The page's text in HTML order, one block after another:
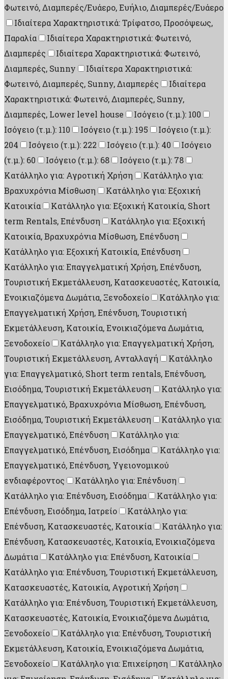
Φωτεινό, Διαμπερές/Ευάερο, Ευήλιο, Διαμπερές/Ευάερο
Ιδιαίτερα Χαρακτηριστικά: Τρίφατσο, Προσόψεως,
Παραλία
Ιδιαίτερα Χαρακτηριστικά: Φωτεινό,
Διαμπερές
Ιδιαίτερα Χαρακτηριστικά: Φωτεινό,
Διαμπερές, Sunny
Ιδιαίτερα Χαρακτηριστικά:
Φωτεινό, Διαμπερές, Sunny, Διαμπερές
Ιδιαίτερα
Χαρακτηριστικά: Φωτεινό, Διαμπερές, Sunny,
Διαμπερές, Lower level house
Ισόγειο (τ.μ.): 100
Ισόγειο (τ.μ.): 110
Ισόγειο (τ.μ.): 195
Ισόγειο (τ.μ.):
204
Ισόγειο (τ.μ.): 222 Ισόγειο (τ.μ.): 40
Ισόγειο
(τ.μ.): 60
Ισόγειο (τ.μ.): 68
Ισόγειο (τ.μ.): 78
Κατάλληλο για: Αγροτική Χρήση
Κατάλληλο για:
Βραχυχρόνια Μίσθωση
Κατάλληλο για: Εξοχική
Κατοικία
Κατάλληλο για: Εξοχική Κατοικία, Short
term Rentals, Επένδυση
Κατάλληλο για: Εξοχική
Κατοικία, Βραχυχρόνια Μίσθωση, Επένδυση
Κατάλληλο για: Εξοχική Κατοικία, Επένδυση
Κατάλληλο για: Επαγγελματική Χρήση, Επένδυση,
Τουριστική Εκμετάλλευση, Κατασκευαστές, Κατοικία,
Ενοικιαζόμενα Δωμάτια, Ξενοδοχείο
Κατάλληλο για:
Επαγγελματική Χρήση, Επένδυση, Τουριστική
Εκμετάλλευση, Κατοικία, Ενοικιαζόμενα Δωμάτια,
Ξενοδοχείο
Κατάλληλο για: Επαγγελματική Χρήση,
Τουριστική Εκμετάλλευση, Ανταλλαγή
Κατάλληλο
για: Επαγγελματικό, Short term rentals, Επένδυση,
Εισόδημα, Τουριστική Εκμετάλλευση
Κατάλληλο για:
Επαγγελματικό, Βραχυχρόνια Μίσθωση, Επένδυση,
Εισόδημα, Τουριστική Εκμετάλλευση
Κατάλληλο για:
Επαγγελματικό, Επένδυση
Κατάλληλο για:
Επαγγελματικό, Επένδυση, Εισόδημα
Κατάλληλο για:
Επαγγελματικό, Επένδυση, Υγειονομικού
ενδιαφέροντος
Κατάλληλο για: Επένδυση
Κατάλληλο για: Επένδυση, Εισόδημα
Κατάλληλο για:
Επένδυση, Εισόδημα, Ιατρείο
Κατάλληλο για:
Επένδυση, Κατασκευαστές, Κατοικία
Κατάλληλο για:
Επένδυση, Κατασκευαστές, Κατοικία, Ενοικιαζόμενα
Δωμάτια
Κατάλληλο για: Επένδυση, Κατοικία
Κατάλληλο για: Επένδυση, Τουριστική Εκμετάλλευση,
Κατασκευαστές, Κατοικία, Αγροτική Χρήση
Κατάλληλο για: Επένδυση, Τουριστική Εκμετάλλευση,
Κατασκευαστές, Κατοικία, Ενοικιαζόμενα Δωμάτια,
Ξενοδοχείο
Κατάλληλο για: Επένδυση, Τουριστική
Εκμετάλλευση, Κατοικία, Ενοικιαζόμενα Δωμάτια,
Ξενοδοχείο
Κατάλληλο για: Επιχείρηση
Κατάλληλο